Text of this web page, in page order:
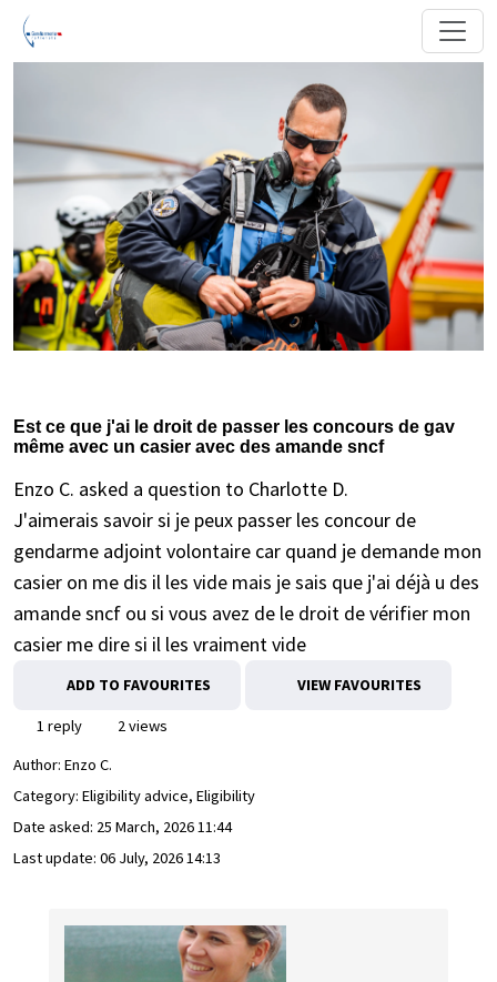
Est ce que j'ai le droit de passer les concours de gav
même avec un casier avec des amande sncf
Enzo C. asked a question to Charlotte D.
J'aimerais savoir si je peux passer les concour de
gendarme adjoint volontaire car quand je demande mon
casier on me dis il les vide mais je sais que j'ai déjà u des
amande sncf ou si vous avez de le droit de vérifier mon
casier me dire si il les vraiment vide
ADD TO FAVOURITES VIEW FAVOURITES
1 reply
2 views
Author: Enzo C.
Category: Eligibility advice, Eligibility
Date asked: 25 March, 2026 11:44
Last update: 06 July, 2026 14:13